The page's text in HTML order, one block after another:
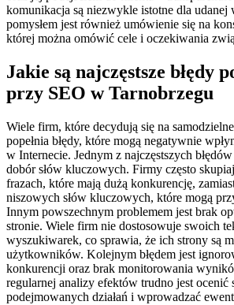
komunikacja są niezwykle istotne dla udanej
pomysłem jest również umówienie się na
której można omówić cele i oczekiwania
Jakie są najczęstsze błędy
przy SEO w Tarnobrzegu
Wiele firm, które decydują się na
popełnia błędy, które mogą negatywnie
w Internecie. Jednym z najczęstszych
dobór słów kluczowych. Firmy często
frazach, które mają dużą konkurencję,
niszowych słów kluczowych, które mogą
Innym powszechnym problemem jest brak
stronie. Wiele firm nie dostosowuje swoich
wyszukiwarek, co sprawia, że ich strony są
użytkowników. Kolejnym błędem jest
konkurencji oraz brak monitorowania
regularnej analizy efektów trudno jest ocenić
podejmowanych działań i wprowadzać